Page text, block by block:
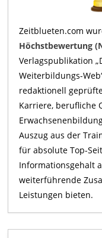
Zeitblueten.com
Höchstbewertung
Verlagspublikation
Weiterbildungs-
redaktionell
Karriere, berufliche
Auszug aus der
für absolute Top-
Informationsgehalt
weiterführende
Leistungen bieten.